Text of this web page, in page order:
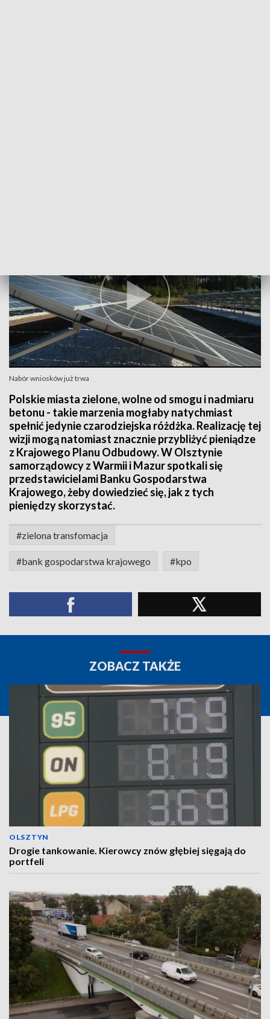
Nabór wniosków już trwa
Polskie miasta zielone, wolne od smogu i nadmiaru
betonu - takie marzenia mogłaby natychmiast
spełnić jedynie czarodziejska różdżka. Realizację tej
wizji mogą natomiast znacznie przybliżyć pieniądze
z Krajowego Planu Odbudowy. W Olsztynie
samorządowcy z Warmii i Mazur spotkali się
przedstawicielami Banku Gospodarstwa
Krajowego, żeby dowiedzieć się, jak z tych
pieniędzy skorzystać.
#zielona transfomacja
#bank gospodarstwa krajowego #kpo
ZOBACZ TAKŻE
OLSZTYN
Drogie tankowanie. Kierowcy znów głębiej sięgają do
portfeli